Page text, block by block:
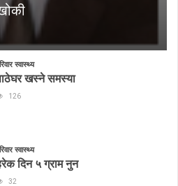
स्वास्थ्य
खस्ने समस्या
126
स्वास्थ्य
दिन ५ ग्राम नुन
32